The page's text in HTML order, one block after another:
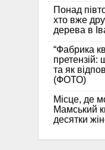
Понад
хто вже
дерева в
“Фабрика
претензій:
та як
(ФОТО)
Місце, де
Мамський
десятки